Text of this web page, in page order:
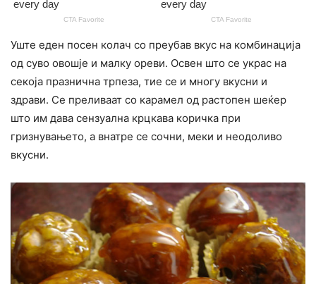
Уште еден посен колач со преубав вкус на комбинација
од суво овошје и малку ореви. Освен што се украс на
секоја празнична трпеза, тие се и многу вкусни и
здрави. Се преливаат со карамел од растопен шеќер
што им дава сензуална крцкава коричка при
гризнувањето, а внатре се сочни, меки и неодоливо
вкусни.